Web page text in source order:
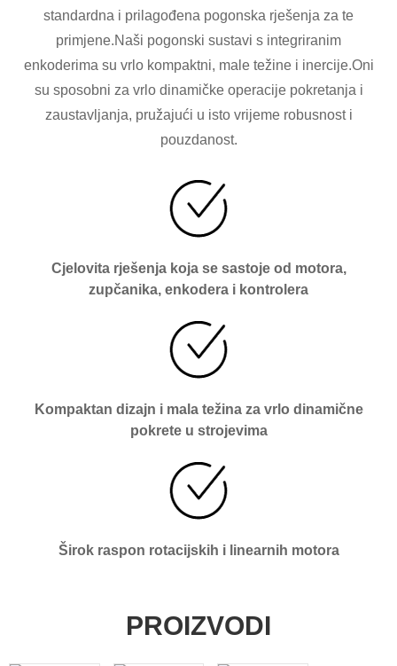
standardna i prilagođena pogonska rješenja za te
primjene.Naši pogonski sustavi s integriranim
enkoderima su vrlo kompaktni, male težine i inercije.Oni
su sposobni za vrlo dinamičke operacije pokretanja i
zaustavljanja, pružajući u isto vrijeme robusnost i
pouzdanost.
Cjelovita rješenja koja se sastoje od motora,
zupčanika, enkodera i kontrolera
Kompaktan dizajn i mala težina za vrlo dinamične
pokrete u strojevima
Širok raspon rotacijskih i linearnih motora
PROIZVODI